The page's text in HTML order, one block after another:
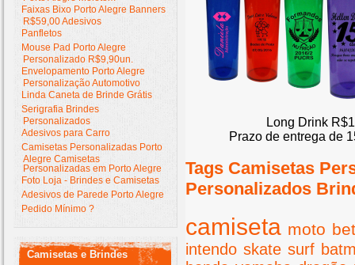
Faixas Bixo Porto Alegre Banners
R$59,00 Adesivos
Panfletos
Mouse Pad Porto Alegre
Personalizado R$9,90un.
Envelopamento Porto Alegre
Personalização Automotivo
Linda Caneta de Brinde Grátis
Serigrafia Brindes
Personalizados
Adesivos para Carro
Camisetas Personalizadas Porto
Alegre Camisetas
Personalizadas em Porto Alegre
Foto Loja - Brindes e Camisetas
Adesivos de Parede Porto Alegre
Pedido Mínimo ?
Camisetas e Brindes
Long Drink
Prazo de entrega de
Tags Camisetas
Personalizados
camiseta moto
intendo skate surf